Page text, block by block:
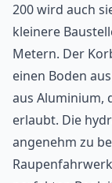
200 wird auch
kleinere
Metern. Der
einen Boden
aus Aluminium,
erlaubt. Die
angenehm zu
Raupenfahrwerk